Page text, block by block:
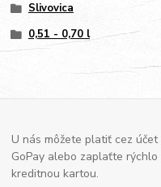
Slivovica
0,51 - 0,70 l
U nás môžete platiť cez účet
GoPay alebo zaplaťte rýchlo
kreditnou kartou.